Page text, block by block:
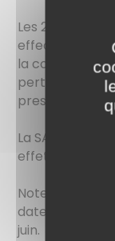
Les 26 juin, 1 &
effectueront le
la commune.
perturbations
pression, eau
La SAUR fera
effets de ces
Note : cette
date et sans
juin.